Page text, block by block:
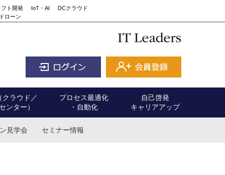
ト開発 IoT・AI
DCクラウド
ローン
ラウド／
ンター）
プロセス最適化
・自動化
自己啓発
キャリアアップ
見学会 セミナー情報